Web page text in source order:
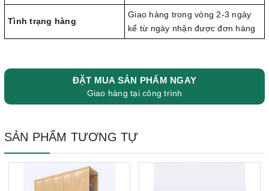
Tình trạng hàng
Giao hàng trong vòng 2-3 ngày
kể từ ngày nhận được đơn hàng
ĐẶT MUA SẢN PHẨM NGAY
Giao hàng tại công trình
SẢN PHẨM TƯƠNG TỰ